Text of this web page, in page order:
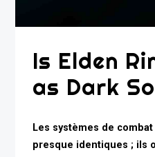
Is Elden
as Dark
Les systèmes de
presque identiques ; ils